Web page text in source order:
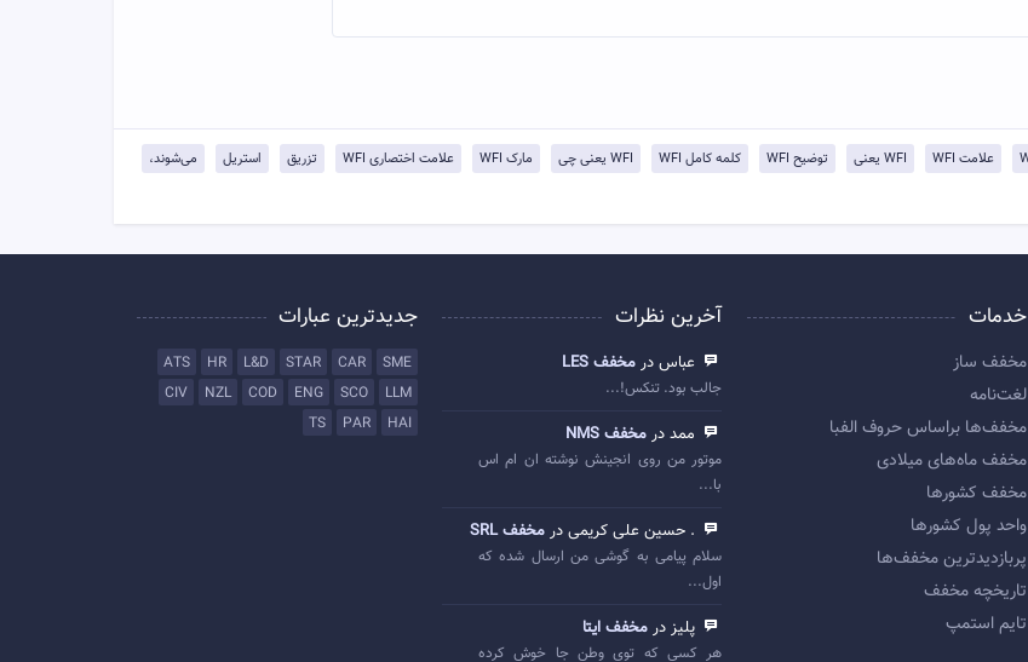
علامت WFI WFI یعنی توضيح WFI کلمه کامل WFI WFI یعنی چی مارک WFI علامت اختصاری WFI تزریق استریل
می‌شوند،
خدمات
مخفف ساز
لغت‌نامه
مخفف‌ها براساس حروف الفبا
مخفف ماه‌های میلادی
مخفف کشورها
واحد پول کشورها
پربازديدترين مخفف‌ها
تاريخچه مخفف
تایم استمپ
آخرین نظرات
عباس در مخفف LES
جالب بود. تنکس!...
ممد در مخفف NMS
موتور من روی انجینش نوشته ان ام اس
با...
. حسین علی کریمی در مخفف SRL
سلام پیامی به گوشی من ارسال شده که
اول...
پلیز در مخفف ایتا
هر کسی که توی وطن جا خوش کرده
جدیدترین عبارات
SME
CAR
STAR
L&D
HR
ATS
LLM
SCO
ENG
COD
NZL
CIV
HAI
PAR
TS